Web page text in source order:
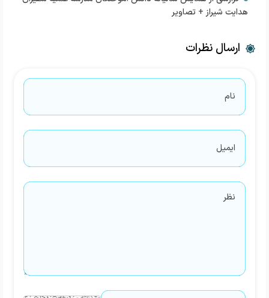
هدایت شیراز + تصاویر
ارسال نظرات